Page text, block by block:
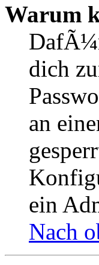
Warum
dich
an
ein
Nach